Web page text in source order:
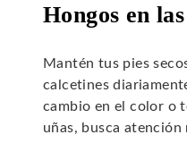
Hongos en
Mantén tus pies
calcetines
cambio en el color o
uñas, busca atención